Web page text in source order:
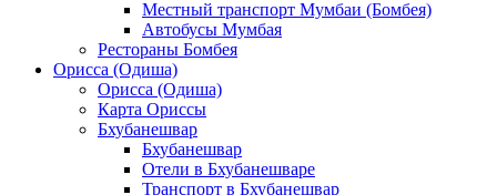
Местный транспорт Мумбаи (Бомбея)
Автобусы Мумбая
Рестораны Бомбея
Орисса (Одиша)
Орисса (Одиша)
Карта Ориссы
Бхубанешвар
Бхубанешвар
Отели в Бхубанешваре
Транспорт в Бхубанешвар